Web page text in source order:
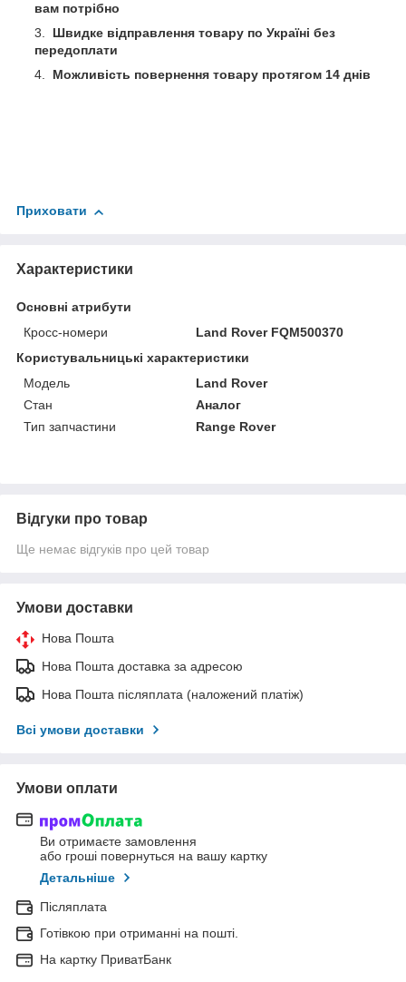
вам потрібно
Швидке відправлення товару по Україні без
передоплати
Можливість повернення товару протягом 14 днів
Приховати
Характеристики
Основні атрибути
Кросс-номери
Land Rover FQM500370
Користувальницькі характеристики
Мoдель
Land Rover
Стан
Аналог
Тип запчастини
Range Rover
Відгуки про товар
Ще немає відгуків про цей товар
Умови доставки
Нова Пошта
Нова Пошта доставка за адресою
Нова Пошта післяплата (наложений платіж)
Всі умови доставки
Умови оплати
Ви отримаєте замовлення
або гроші повернуться на вашу картку
Детальніше
Післяплата
Готівкою при отриманні на пошті.
На картку ПриватБанк